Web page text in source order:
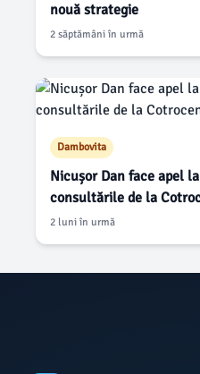
nouă strategie
2 săptămâni în urmă
Dambovita
Nicușor Dan face apel
consultările de la
2 luni în urmă